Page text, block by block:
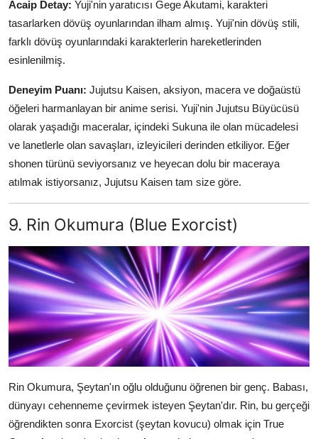
Acaip Detay: Yuji'nin yaratıcısı Gege Akutami, karakteri
tasarlarken dövüş oyunlarından ilham almış. Yuji'nin dövüş stili,
farklı dövüş oyunlarındaki karakterlerin hareketlerinden
esinlenilmiş.
Deneyim Puanı: Jujutsu Kaisen, aksiyon, macera ve doğaüstü
öğeleri harmanlayan bir anime serisi. Yuji'nin Jujutsu Büyücüsü
olarak yaşadığı maceralar, içindeki Sukuna ile olan mücadelesi
ve lanetlerle olan savaşları, izleyicileri derinden etkiliyor. Eğer
shonen türünü seviyorsanız ve heyecan dolu bir maceraya
atılmak istiyorsanız, Jujutsu Kaisen tam size göre.
9. Rin Okumura (Blue Exorcist)
Rin Okumura, Şeytan'ın oğlu olduğunu öğrenen bir genç. Babası,
dünyayı cehenneme çevirmek isteyen Şeytan'dır. Rin, bu gerçeği
öğrendikten sonra Exorcist (şeytan kovucu) olmak için True